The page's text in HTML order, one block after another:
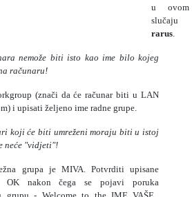
u ovom
slučaju
rarus
nemože biti isto kao ime bilo kojeg
računaru!
(znači da će računar biti u LAN
i upisati željeno ime radne grupe.
koji će biti umreženi moraju biti u istoj
neće "vidjeti"!
grupa je MIVA. Potvrditi upisane
OK nakon čega se pojavi poruka